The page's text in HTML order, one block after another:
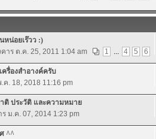
หน่อยเร๊วว :)
1
... 4 5 6
คาร ต.ค. 25, 2011 1:04 am
ครื่องสำอางค์ครับ
ค. 18, 2018 11:16 pm
ติ ประวัติ และความหมาย
ร ม.ค. 07, 2014 1:23 pm
^^